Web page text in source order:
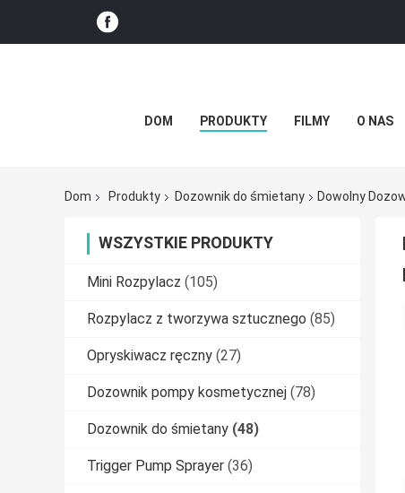
DOM PRODUKTY FILMY O NAS
Dom Produkty Dozownik do śmietany Dowolny
WSZYSTKIE PRODUKTY
Mini Rozpylacz (105)
Rozpylacz z tworzywa sztucznego (85)
Opryskiwacz ręczny (27)
Dozownik pompy kosmetycznej (78)
Dozownik do śmietany (48)
Trigger Pump Sprayer (36)